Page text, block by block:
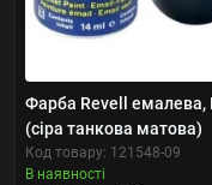
Фарба Revell
(сіра танкова матова)
Код товару: 121548-09
В наявності